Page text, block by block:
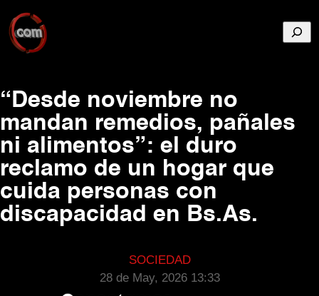
“Desde noviembre no
mandan remedios, pañales
ni alimentos”: el duro
reclamo de un hogar que
cuida personas con
discapacidad en Bs.As.
SOCIEDAD
28 de May, 2026 13:33